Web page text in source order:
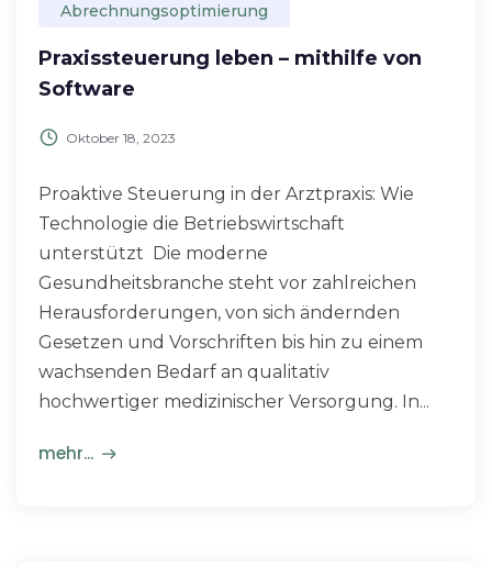
Abrechnungsoptimierung
Praxissteuerung leben – mithilfe von
Software
Oktober 18, 2023
Proaktive Steuerung in der Arztpraxis: Wie
Technologie die Betriebswirtschaft
unterstützt Die moderne
Gesundheitsbranche steht vor zahlreichen
Herausforderungen, von sich ändernden
Gesetzen und Vorschriften bis hin zu einem
wachsenden Bedarf an qualitativ
hochwertiger medizinischer Versorgung. In...
mehr...